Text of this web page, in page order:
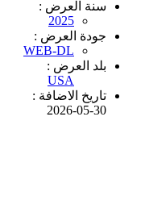
سنة العرض :
2025
جودة العرض :
WEB-DL
بلد العرض :
USA
تاريخ الاضافة :
2026-05-30